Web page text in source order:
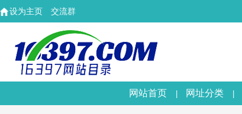
设为主页 交流群
网站首页 | 网址分类 |